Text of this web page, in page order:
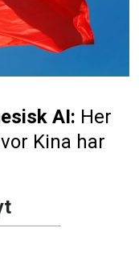
AI: Her
Kina har